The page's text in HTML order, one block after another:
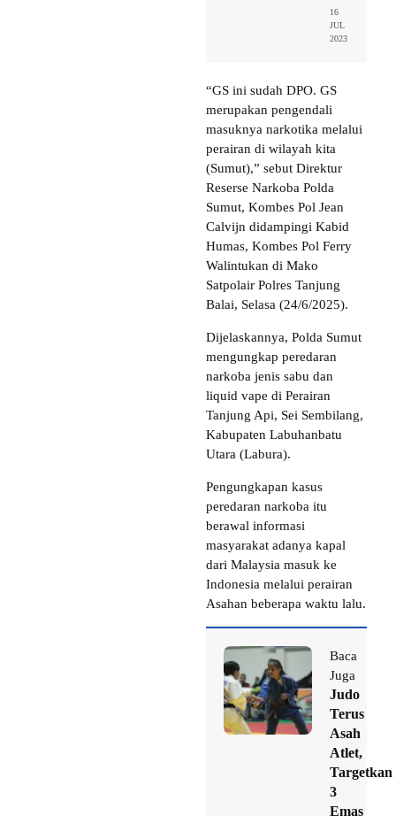
16
JUL
2023
“GS ini sudah DPO. GS
merupakan pengendali
masuknya narkotika melalui
perairan di wilayah kita
(Sumut),” sebut Direktur
Reserse Narkoba Polda
Sumut, Kombes Pol Jean
Calvijn didampingi Kabid
Humas, Kombes Pol Ferry
Walintukan di Mako
Satpolair Polres Tanjung
Balai, Selasa (24/6/2025).
Dijelaskannya, Polda Sumut
mengungkap peredaran
narkoba jenis sabu dan
liquid vape di Perairan
Tanjung Api, Sei Sembilang,
Kabupaten Labuhanbatu
Utara (Labura).
Pengungkapan kasus
peredaran narkoba itu
berawal informasi
masyarakat adanya kapal
dari Malaysia masuk ke
Indonesia melalui perairan
Asahan beberapa waktu lalu.
Baca
Juga
Judo
Terus
Asah
Atlet,
Targetkan
3
Emas